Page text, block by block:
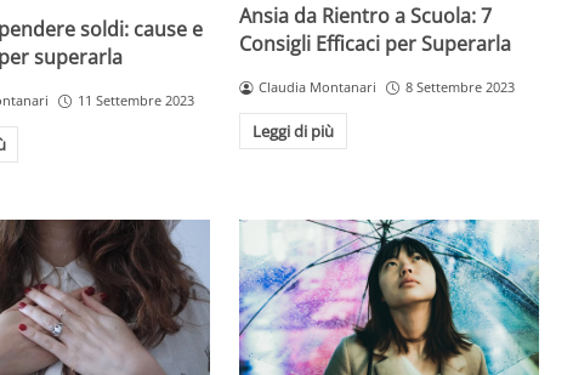
soldi: cause e
superarla
11 Settembre 2023
Ansia da Rientro a Scuola: 7
Consigli Efficaci per Superarla
Claudia Montanari 8 Settembre 2023
Leggi di più